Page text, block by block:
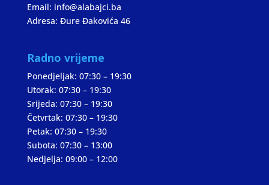
Email: info@alabajci.ba
Adresa: Đure Đakovića 46
Radno vrijeme
Ponedjeljak: 07:30 – 19:30
Utorak: 07:30 – 19:30
Srijeda: 07:30 – 19:30
Četvrtak: 07:30 – 19:30
Petak: 07:30 – 19:30
Subota: 07:30 – 13:00
Nedjelja: 09:00 – 12:00